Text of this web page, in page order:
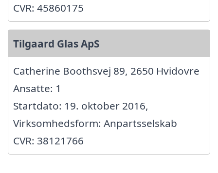
CVR: 45860175
Tilgaard Glas ApS
Catherine Boothsvej 89, 2650 Hvidovre
Ansatte: 1
Startdato: 19. oktober 2016,
Virksomhedsform: Anpartsselskab
CVR: 38121766